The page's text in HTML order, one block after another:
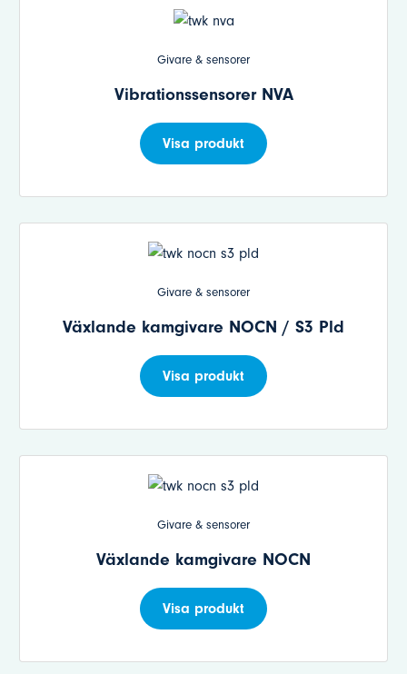
Givare & sensorer
Vibrationssensorer NVA
Visa produkt
Givare & sensorer
Växlande kamgivare NOCN / S3 Pld
Visa produkt
Givare & sensorer
Växlande kamgivare NOCN
Visa produkt